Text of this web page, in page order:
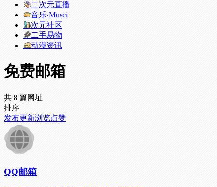
二次元直播
音乐·Musci
次元社区
二手易物
动漫资讯
免费邮箱
共 8 篇网址
排序
发布更新浏览点赞
QQ邮箱